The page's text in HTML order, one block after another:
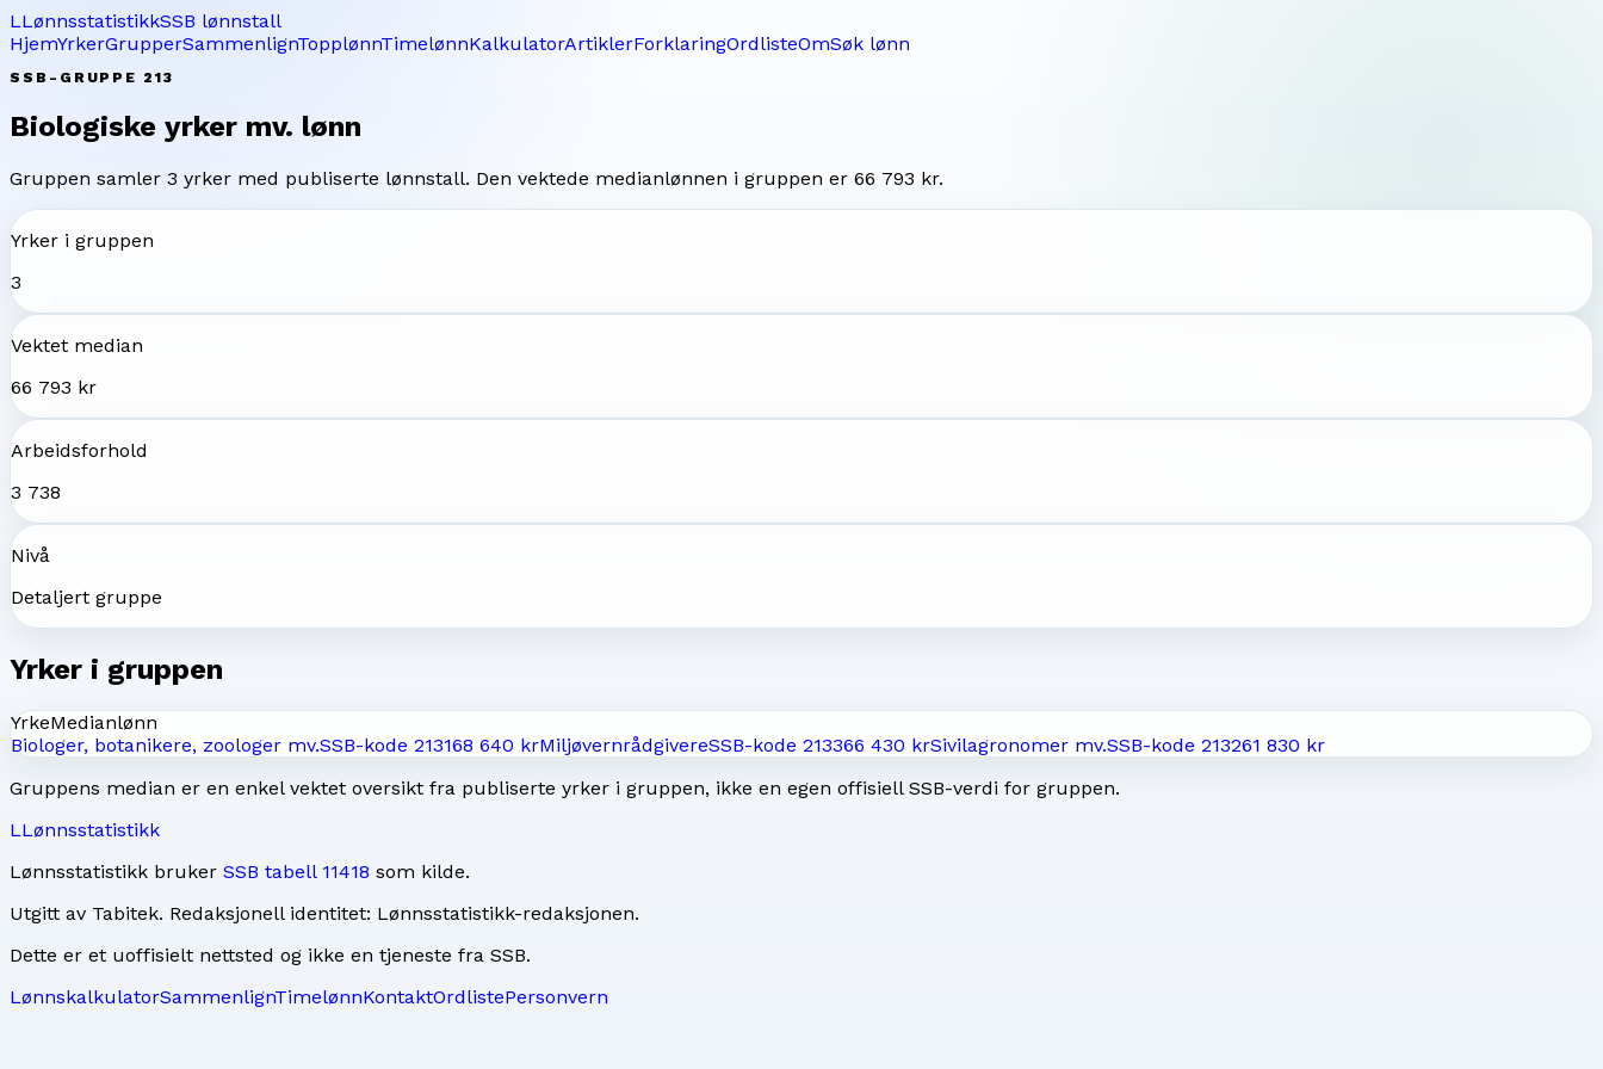
LLønnsstatistikkSSB lønnstall
HjemYrkerGrupperSammenlignTopplønnTimelønnKalkulatorArtiklerForklaringOrdlisteOmSøk lønn
SSB-GRUPPE 213
Biologiske yrker mv. lønn
Gruppen samler 3 yrker med publiserte lønnstall. Den vektede medianlønnen i gruppen er 66 793 kr.
Yrker i gruppen
3
Vektet median
66 793 kr
Arbeidsforhold
3 738
Nivå
Detaljert gruppe
Yrker i gruppen
YrkeMedianlønn
Biologer, botanikere, zoologer mv.SSB-kode 213168 640 krMiljøvernrådgivereSSB-kode 213366 430 krSivilagronomer mv.SSB-kode 213261 830 kr
Gruppens median er en enkel vektet oversikt fra publiserte yrker i gruppen, ikke en egen offisiell SSB-verdi for gruppen.
LLønnsstatistikk
Lønnsstatistikk bruker SSB tabell 11418 som kilde.
Utgitt av Tabitek. Redaksjonell identitet: Lønnsstatistikk-redaksjonen.
Dette er et uoffisielt nettsted og ikke en tjeneste fra SSB.
LønnskalkulatorSammenlignTimelønnKontaktOrdlistePersonvern